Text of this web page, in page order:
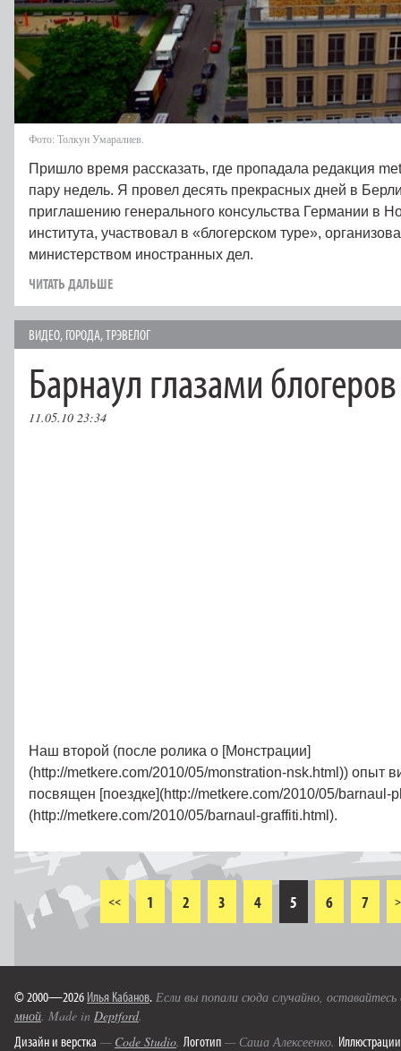
Фото: Толкун Умаралиев.
Пришло время рассказать, где пропадала редакция
пару недель. Я провел десять прекрасных дней в
приглашению генерального консульства Германии в
института, участвовал в «блогерском туре»,
министерством иностранных дел.
ЧИТАТЬ ДАЛЬШЕ
ВИДЕО, ГОРОДА,ТРЭВЕЛОГ
Барнаул глазами блогеров
11.05.10 23:34
Наш второй (после ролика о [Монстрации]
(http://metkere.com/2010/05/monstration-nsk.html)) опыт
посвящен [поездке](http://metkere.com/2010/05/barnaul-
(http://metkere.com/2010/05/barnaul-graffiti.html).
<< 1 2 3 4 5 6 7
© 2000—2026 Илья Кабанов. Если вы попали сюда случайно,
мной. Made in Deptford.
Дизайн и верстка — Code Studio. Логотип — Саша Алексеенко. Иллюстрации